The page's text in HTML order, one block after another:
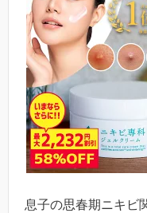
息子の思春期ニキビ